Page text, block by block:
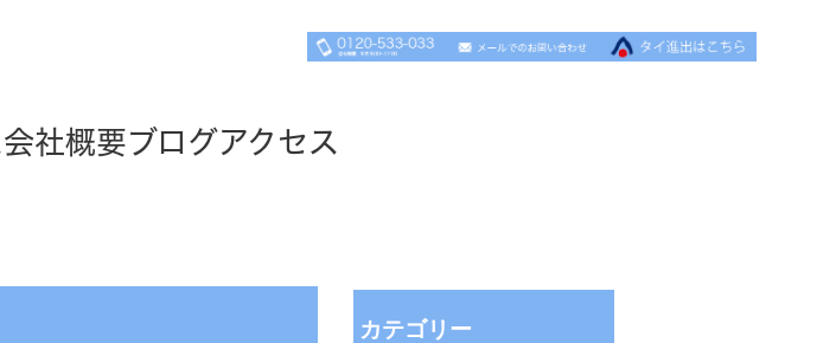
会社概要ブログアクセス
カテゴリー